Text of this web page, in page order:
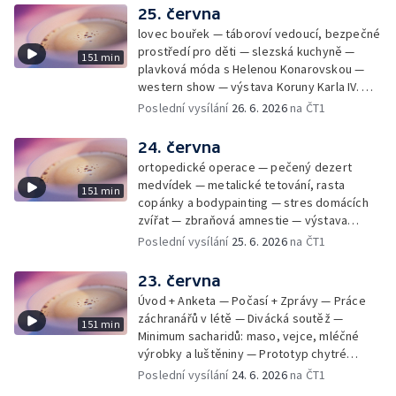
151 min
25. června
lovec bouřek — táboroví vedoucí, bezpečné
prostředí pro děti — slezská kuchyně —
plavková móda s Helenou Konarovskou —
western show — výstava Koruny Karla IV. —
mladý lezecký fenomén Josef Šindel
Poslední vysílání 26. 6. 2026na ČT1
151 min
24. června
ortopedické operace — pečený dezert
medvídek — metalické tetování, rasta
copánky a bodypainting — stres domácích
zvířat — zbraňová amnestie — výstava
mikrofotografií rostlin — fenomenální
Poslední vysílání 25. 6. 2026na ČT1
151 min
23. června
Úvod + Anketa — Počasí + Zprávy — Práce
záchranářů v létě — Divácká soutěž —
Minimum sacharidů: maso, vejce, mléčné
výrobky a luštěniny — Prototyp chytré
vložky do bot pro běžce — Anketa +
Poslední vysílání 24. 6. 2026na ČT1